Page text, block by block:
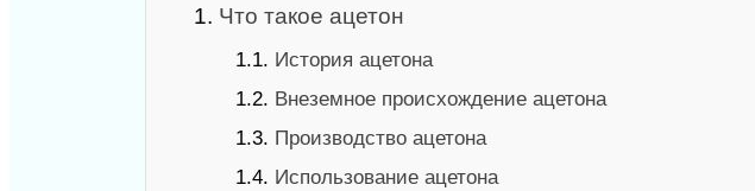
1. Что такое ацетон
1.1. История ацетона
1.2. Внеземное происхождение ацетона
1.3. Производство ацетона
1.4. Использование ацетона